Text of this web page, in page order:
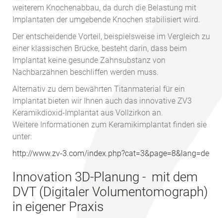
weiterem Knochenabbau, da durch die Belastung mit
Implantaten der umgebende Knochen stabilisiert wird.
Der entscheidende Vorteil, beispielsweise im Vergleich zu
einer klassischen Brücke, besteht darin, dass beim
Implantat keine gesunde Zahnsubstanz von
Nachbarzähnen beschliffen werden muss.
Alternativ zu dem bewährten Titanmaterial für ein
Implantat bieten wir Ihnen auch das innovative ZV3
Keramikdioxid-Implantat aus Vollzirkon an.
Weitere Informationen zum Keramikimplantat finden sie
unter:
http://www.zv-3.com/index.php?cat=3&page=8&lang=de
Innovation 3D-Planung - mit dem
DVT (Digitaler Volumentomograph)
in eigener Praxis